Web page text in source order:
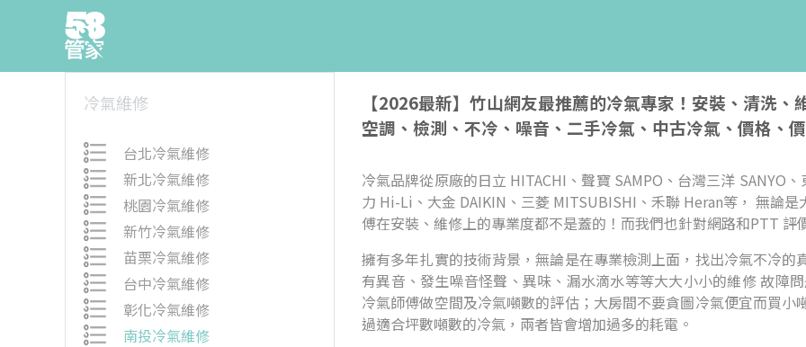
冷氣維修
台北冷氣維修
新北冷氣維修
桃園冷氣維修
新竹冷氣維修
苗栗冷氣維修
台中冷氣維修
彰化冷氣維修
南投冷氣維修
【2026最新】竹山網友最推薦的冷氣專家！安裝、清洗
空調、檢測、不冷、噪音、二手冷氣、中古冷氣、價格、
冷氣品牌從原廠的日立 HITACHI、聲寶 SAMPO、台灣三洋 SANYO
力 Hi-Li、大金 DAIKIN、三菱 MITSUBISHI、禾聯 Heran等， 無論
傅在安裝、維修上的專業度都不是蓋的！而我們也針對網路和PTT 評
擁有多年扎實的技術背景，無論是在專業檢測上面，找出冷氣不冷
有異音、發生噪音怪聲、異味、漏水滴水等等大大小小的維修 故障
冷氣師傅做空間及冷氣噸數的評估；大房間不要貪圖冷氣便宜而買
過適合坪數噸數的冷氣，兩者皆會增加過多的耗電。